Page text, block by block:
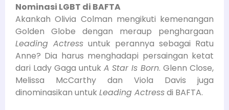
Nominasi LGBT di BAFTA
Akankah Olivia Colman mengikuti kemenangan
Golden Globe dengan meraup penghargaan
Leading Actress untuk perannya sebagai Ratu
Anne? Dia harus menghadapi persaingan ketat
dari Lady Gaga untuk A Star Is Born. Glenn Close,
Melissa McCarthy dan Viola Davis juga
dinominasikan untukLeading Actressdi BAFTA.